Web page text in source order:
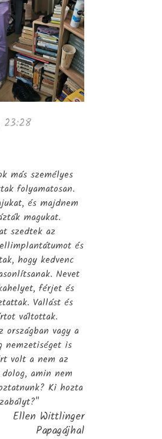
23:28
más személyes
folyamatosan.
és majdnem
magukat.
szedtek az
és
hogy kedvenc
Nevet
férjet és
Vallást és
váltottak.
országban vagy a
nemzetiséget is
volt a nem az
amin nem
Ki hozta
Ellen Wittlinger
Papagájhal